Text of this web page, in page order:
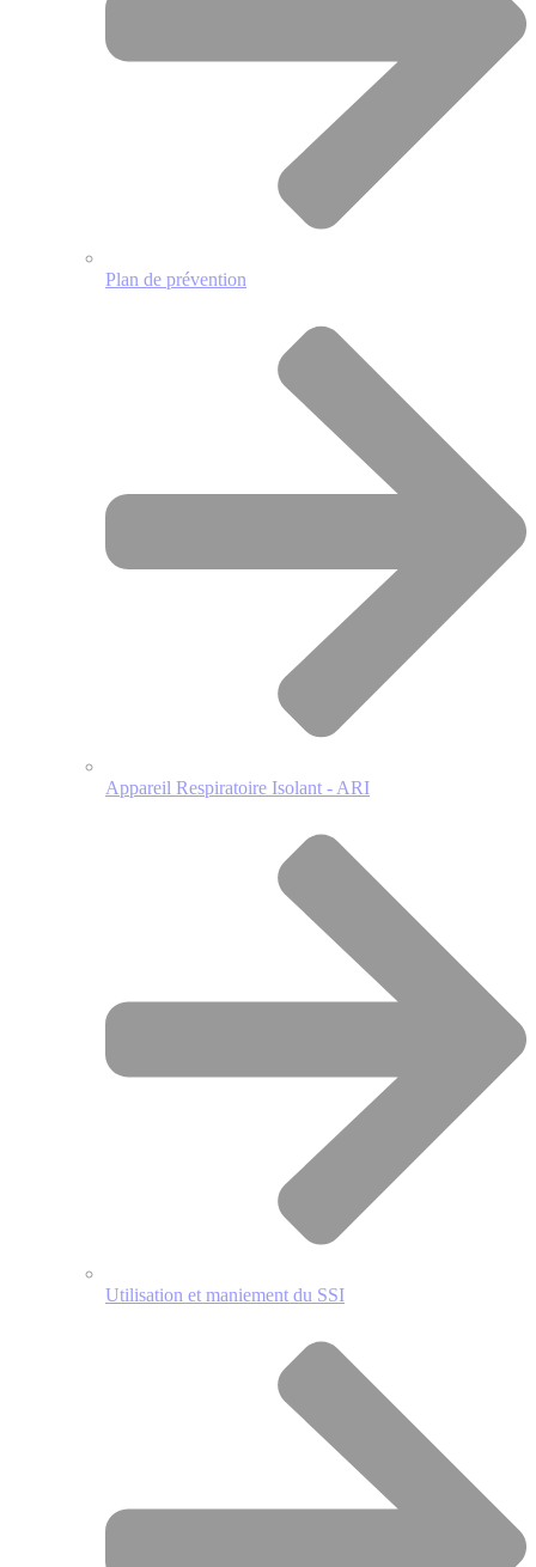
Plan de prévention
Appareil Respiratoire Isolant - ARI
Utilisation et maniement du SSI